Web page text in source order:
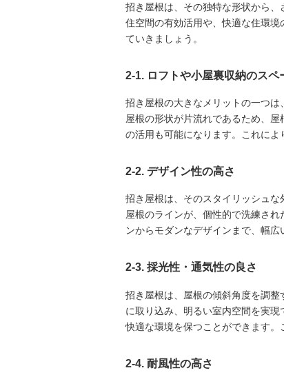
招き屋根は、その独特な形状から
住空間の有効活用や、快適な住環
ていきましょう。
2-1. ロフトや小屋裏収納のスペ
招き屋根の大きなメリットの一つは
屋根の形状が片流れであるため、
の活用も可能になります。これによ
2-2. デザイン性の高さ
招き屋根は、そのスタイリッシュ
屋根のラインが、個性的で洗練さ
ンからモダンなデザインまで、幅広
2-3. 採光性・通気性の良さ
招き屋根は、屋根の傾斜角度を調
に取り込み、明るい室内空間を実現
快適な環境を保つことができます。
2-4. 耐風性の高さ